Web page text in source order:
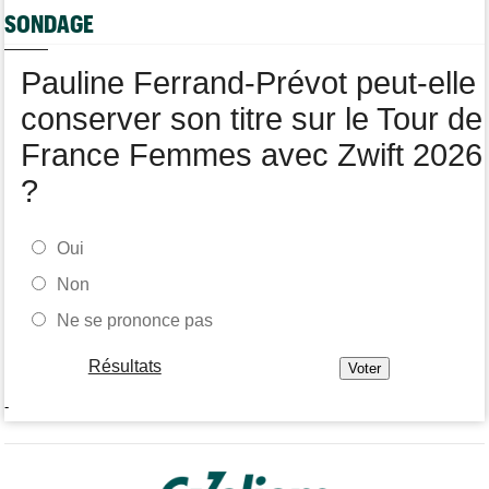
Kasia Niewiadoma fait coup double sur la 7e étape
Joao Almeida a abandonné après une nouvelle chute
SONDAGE
Pauline Ferrand-Prévot peut-elle
conserver son titre sur le Tour de
France Femmes avec Zwift 2026
?
Oui
Non
Ne se prononce pas
Résultats
-